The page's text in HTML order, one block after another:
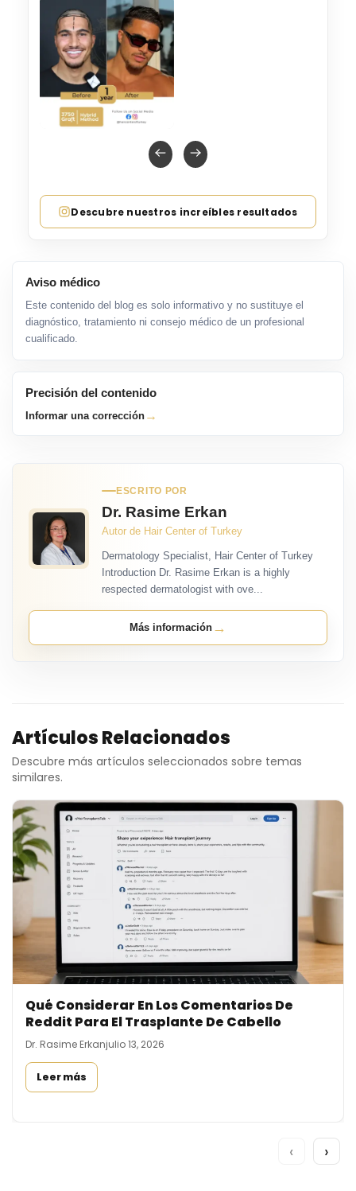
Descubre nuestros increíbles resultados
Aviso médico
Este contenido del blog es solo informativo y no sustituye el
diagnóstico, tratamiento ni consejo médico de un profesional
cualificado.
Precisión del contenido
Informar una corrección →
ESCRITO POR
Dr. Rasime Erkan
Autor de Hair Center of Turkey
Dermatology Specialist, Hair Center of Turkey
Introduction Dr. Rasime Erkan is a highly
respected dermatologist with ove...
Más información →
Artículos Relacionados
Descubre más artículos seleccionados sobre temas
similares.
Qué Considerar En Los Comentarios De
Reddit Para El Trasplante De Cabello
Dr. Rasime Erkanjulio 13, 2026
Leer más
‹ ›